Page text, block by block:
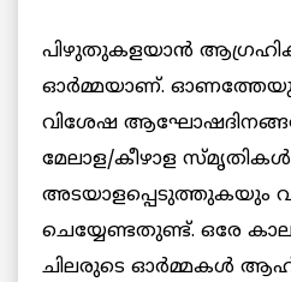
പിഴുതുകളയാന്‍
ഓര്‍മ്മയാണ്.
വിശേഷ
മേലാള/കീഴാള സ്മൃതികള്‍
അടയാളപ്പെടുത്തുകയും
ചെയ്യേണ്ടതുണ്ട്. ഒരേ
ചിലരുടെ ഓര്‍മ്മകള്‍